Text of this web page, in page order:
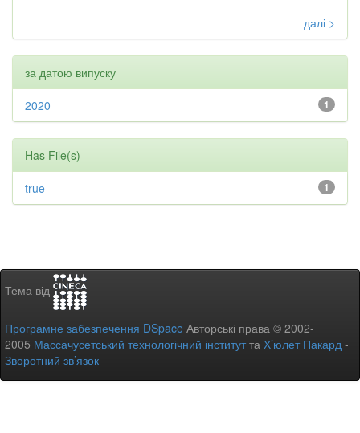
далі >
за датою випуску
1
2020
Has File(s)
1
true
Тема від
Програмне забезпечення DSpace Авторські права © 2002-
2005 Массачусетський технологічний інститутта Х’юлет Пакард -
Зворотний зв’язок